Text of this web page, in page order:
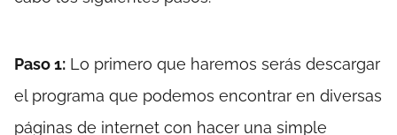
Paso 1: Lo primero que haremos serás descargar
el programa que podemos encontrar en diversas
páginas de internet con hacer una simple